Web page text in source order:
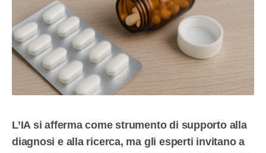
L’IA si afferma come strumento di supporto alla
diagnosi e alla ricerca, ma gli esperti invitano a